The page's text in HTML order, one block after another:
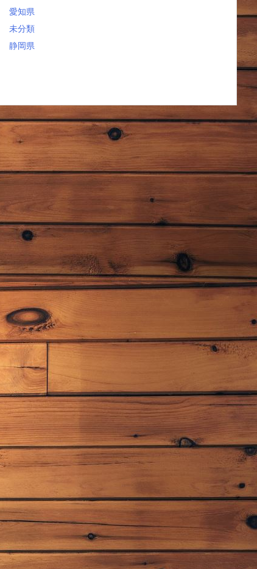
愛知県
未分類
静岡県